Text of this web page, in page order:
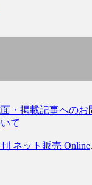
・掲載記事へのお
て
刊 ネット販売 Online.